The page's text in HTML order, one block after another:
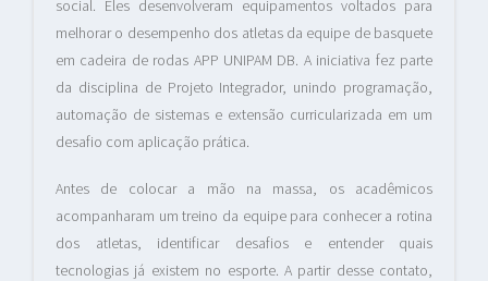
social. Eles desenvolveram equipamentos voltados para
melhorar o desempenho dos atletas da equipe de basquete
em cadeira de rodas APP UNIPAM DB. A iniciativa fez parte
da disciplina de Projeto Integrador, unindo programação,
automação de sistemas e extensão curricularizada em um
desafio com aplicação prática.
Antes de colocar a mão na massa, os acadêmicos
acompanharam um treino da equipe para conhecer a rotina
dos atletas, identificar desafios e entender quais
tecnologias já existem no esporte. A partir desse contato,